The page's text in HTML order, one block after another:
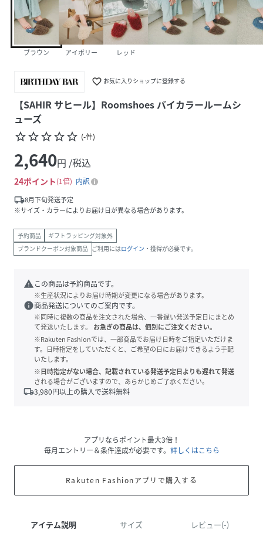
ブラウン アイボリー レッド
favorite_border お気に入りショップに登録する
【SAHIR サヒール】Roomshoes バイカラールームシ
ューズ
star_borderstar_borderstar_borderstar_borderstar_border (-件)
2,640円 /税込
24ポイント 1倍
内訳
local_shipping8月下旬発送予定
※サイズ・カラーによりお届け日が異なる場合があります。
予約商品
ギフトラッピング対象外
ブランドクーポン対象商品 ご利用にはログイン ・獲得が必要です。
warning この商品は予約商品です。
※生産状況によりお届け時期が変更になる場合があります。
info商品発送についてのご案内です。
※同時に複数の商品を注文された場合、一番遅い発送予定日にまとめ
て発送いたします。
お急ぎの商品は、個別にご注文ください。
※Rakuten Fashionでは、一部商品でお届け日時をご指定いただけま
す。日時指定をしていただくと、ご希望の日にお届けできるよう手配
いたします。
※日時指定がない場合、記載されている発送予定日よりも遅れて発送
される場合がございますので、あらかじめご了承ください。
local_shipping3,980円以上の購入で送料無料
アプリならポイント最大3倍！
毎月エントリー＆条件達成が必要です。 詳しくはこちら
Rakuten Fashionアプリで購入する
アイテム説明 サイズ レビュー(-)